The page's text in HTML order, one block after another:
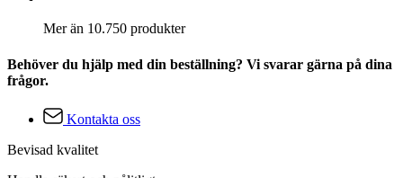
Mer än 10.750 produkter
Behöver du hjälp med din beställning? Vi svarar gärna på dina
frågor.
Kontakta oss
Bevisad kvalitet